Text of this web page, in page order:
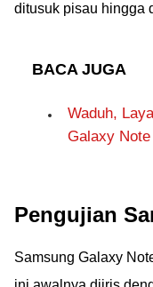
ditusuk pisau hingga
BACA JUGA
Waduh,
Galaxy
Pengujian
Samsung Galaxy